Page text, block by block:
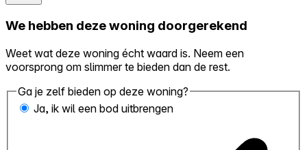
We hebben deze woning doorgerekend
Weet wat deze woning écht waard is. Neem een
voorsprong om slimmer te bieden dan de rest.
Ga je zelf bieden op deze woning?
Ja, ik wil een bod uitbrengen